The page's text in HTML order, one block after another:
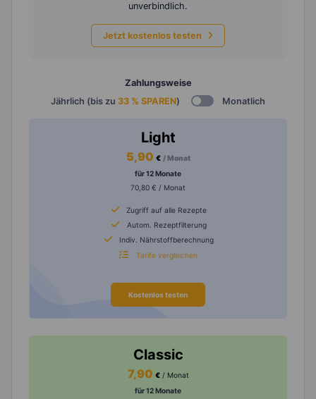
unverbindlich.
Jetzt kostenlos testen
Zahlungsweise
Jährlich (bis zu 33 % SPAREN) Monatlich
Light
5,90 € / Monat
für 12 Monate
70,80 € / Monat
Zugriff auf alle Rezepte
Autom. Rezeptfilterung
Indiv. Nährstoffberechnung
Tarife vergleichen
Kostenlos testen
Classic
7,90 € / Monat
für 12 Monate